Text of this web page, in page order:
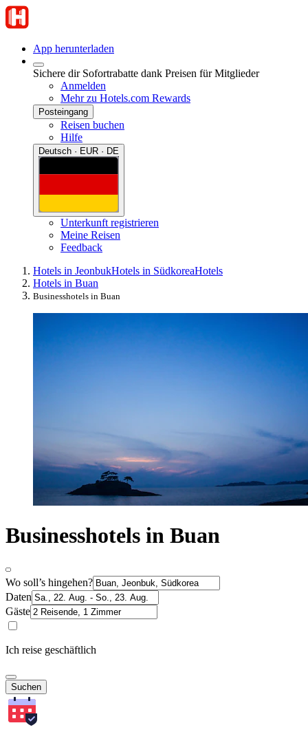
App herunterladen
Sichere dir Sofortrabatte dank Preisen für Mitglieder
Anmelden
Mehr zu Hotels.com Rewards
Posteingang
Reisen buchen
Hilfe
Deutsch · EUR · DE
Unterkunft registrieren
Meine Reisen
Feedback
Hotels in JeonbukHotels in SüdkoreaHotels
Hotels in Buan
Businesshotels in Buan
Businesshotels in Buan
Wo soll’s hingehen?
Daten
Gäste
Ich reise geschäftlich
Suchen